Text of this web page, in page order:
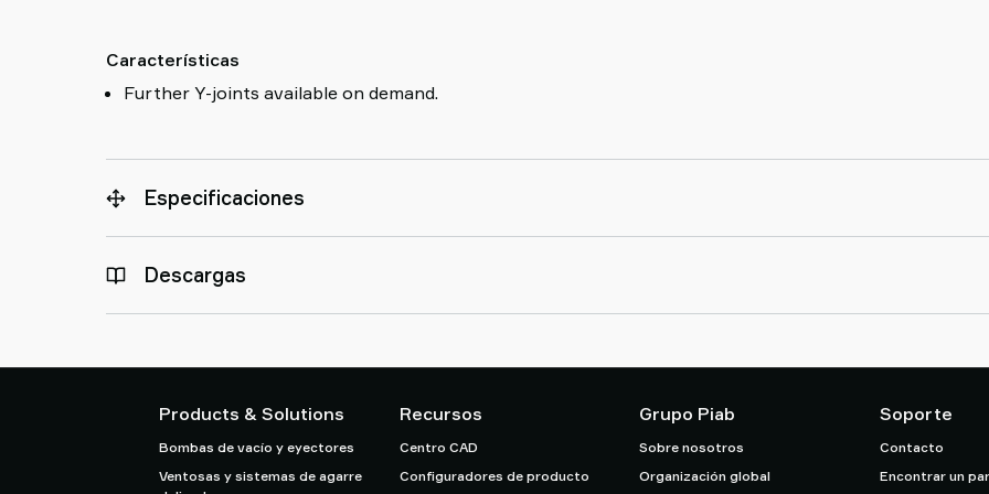
Características
Further Y-joints available on demand.
Especificaciones
Descargas
Products & Solutions
Bombas de vacío y eyectores
Ventosas y sistemas de agarre
Recursos
Centro CAD
Configuradores de producto
Grupo Piab
Sobre nosotros
Organización global
Soporte
Contacto
Encontrar un